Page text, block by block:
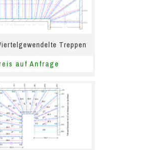
Treppen
auf Anfrage